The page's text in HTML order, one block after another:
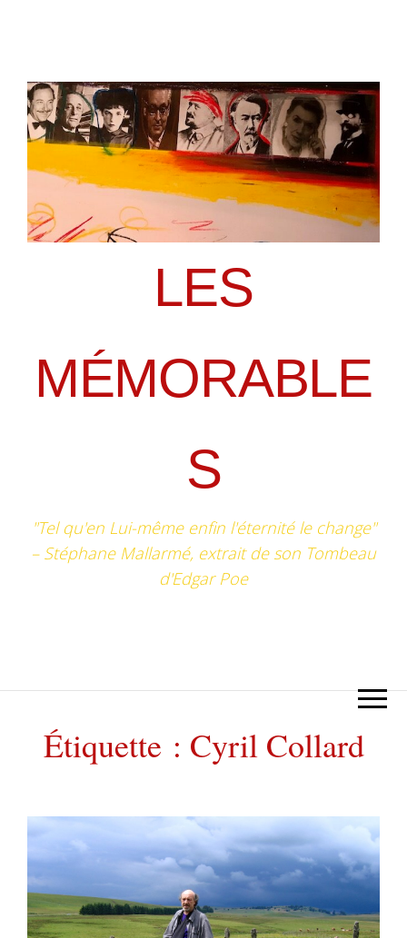
LES
MÉMORABLE
S
"Tel qu'en Lui-même enfin l'éternité le change"
– Stéphane Mallarmé, extrait de son Tombeau
d'Edgar Poe
Étiquette : Cyril Collard